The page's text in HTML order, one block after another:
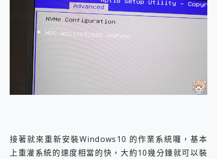
接著就來重新安裝Windows10 的作業系統囉，基本
上重灌系統的速度相當的快，大約10幾分鐘就可以裝